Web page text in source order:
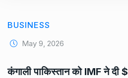
BUSINESS
May 9, 2026
कंगाली पाकिस्तान को IMF ने दी